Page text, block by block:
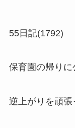
55日記(1792)
保育園の帰りに
逆上がりを頑張